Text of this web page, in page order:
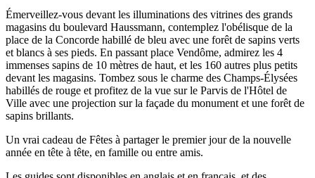
Émerveillez-vous devant les illuminations des vitrines des grands
magasins du boulevard Haussmann, contemplez l'obélisque de la
place de la Concorde habillé de bleu avec une forêt de sapins verts
et blancs à ses pieds. En passant place Vendôme, admirez les 4
immenses sapins de 10 mètres de haut, et les 160 autres plus petits
devant les magasins. Tombez sous le charme des Champs-Élysées
habillés de rouge et profitez de la vue sur le Parvis de l'Hôtel de
Ville avec une projection sur la façade du monument et une forêt de
sapins brillants.
Un vrai cadeau de Fêtes à partager le premier jour de la nouvelle
année en tête à tête, en famille ou entre amis.